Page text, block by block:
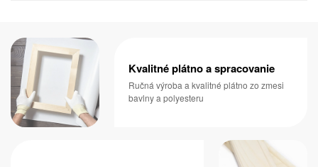
Kvalitné plátno a spracovanie
Ručná výroba a kvalitné plátno zo zmesi
bavlny a polyesteru